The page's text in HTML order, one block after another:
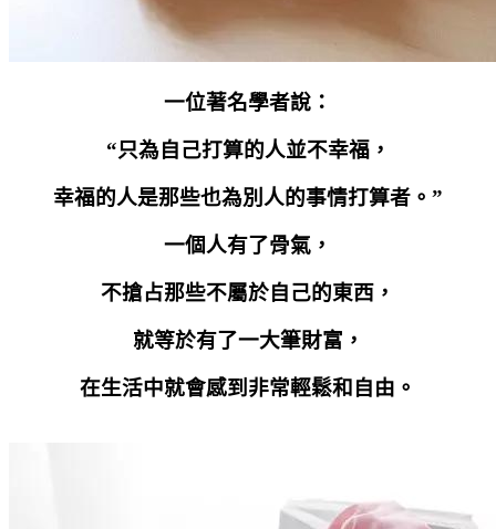
一位著名學者說：
“只為自己打算的人並不幸福，
幸福的人是那些也為別人的事情打算者。”
一個人有了骨氣，
不搶占那些不屬於自己的東西，
就等於有了一大筆財富，
在生活中就會感到非常輕鬆和自由。